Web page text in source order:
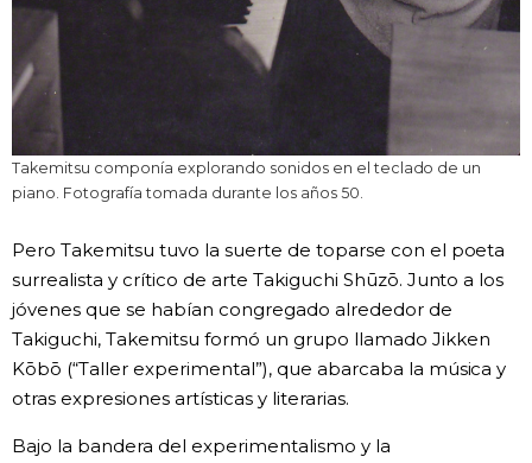
Takemitsu componía explorando sonidos en el teclado de un
piano. Fotografía tomada durante los años 50.
Pero Takemitsu tuvo la suerte de toparse con el poeta
surrealista y crítico de arte Takiguchi Shūzō. Junto a los
jóvenes que se habían congregado alrededor de
Takiguchi, Takemitsu formó un grupo llamado Jikken
Kōbō (“Taller experimental”), que abarcaba la música y
otras expresiones artísticas y literarias.
Bajo la bandera del experimentalismo y la